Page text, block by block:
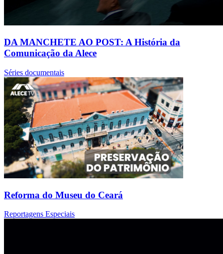
DA MANCHETE AO POST: A História da
Comunicação da Alece
Séries documentais
Reforma do Museu do Ceará
Reportagens Especiais